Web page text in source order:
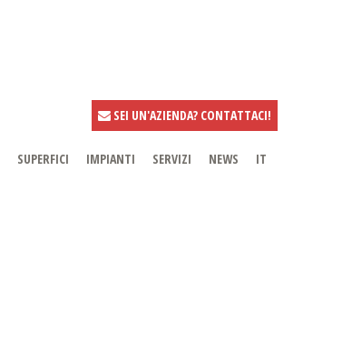
SEI UN'AZIENDA? CONTATTACI!
SUPERFICI IMPIANTI SERVIZI NEWS IT